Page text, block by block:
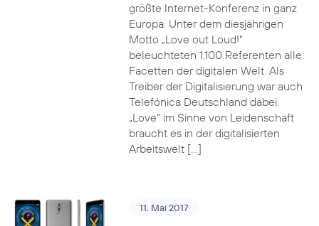
größte Internet-Konferenz in ganz
Europa. Unter dem diesjährigen
Motto „Love out Loud!“
beleuchteten 1.100 Referenten alle
Facetten der digitalen Welt. Als
Treiber der Digitalisierung war auch
Telefónica Deutschland dabei.
„Love“ im Sinne von Leidenschaft
braucht es in der digitalisierten
Arbeitswelt […]
11. Mai 2017